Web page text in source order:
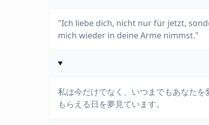
"Ich liebe dich, nicht nur für jetzt,
mich wieder in deine Arme nimmst."
私は今だけでなく、いつまでもあなた
もらえる日を夢見ています。